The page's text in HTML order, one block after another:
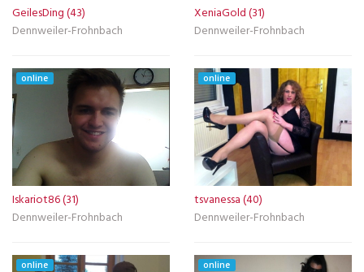
GeilesDing (43)
Dennweiler-Frohnbach
XeniaGold (31)
Dennweiler-Frohnbach
online
Iskariot86 (31)
Dennweiler-Frohnbach
online
tsvanessa (40)
Dennweiler-Frohnbach
online online